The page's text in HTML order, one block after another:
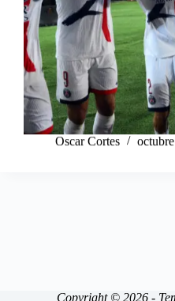
Oscar Cortes
Copyright © 2026 -